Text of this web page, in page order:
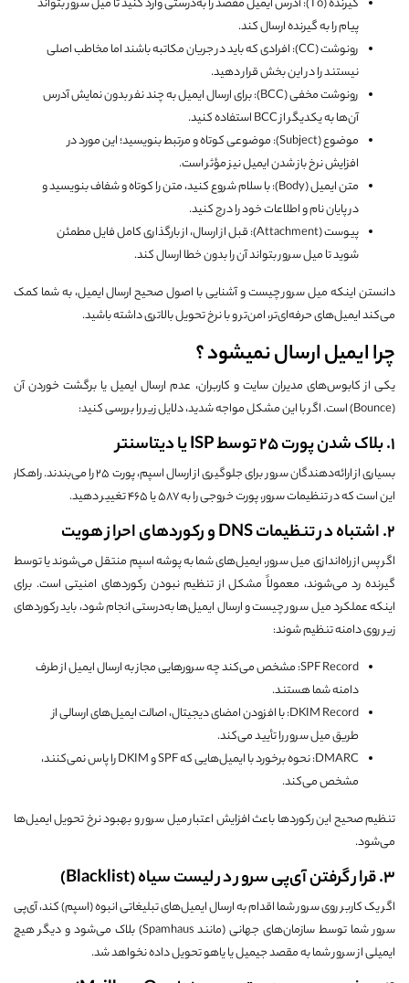
پیام را به گیرنده ارسال کند.
رونوشت (CC): افرادی که باید در جریان مکاتبه باشند اما مخاطب اصلی
نیستند را در این بخش قرار دهید.
رونوشت مخفی (BCC): برای ارسال ایمیل به چند نفر بدون نمایش آدرس
آن‌ها به یکدیگر از BCC استفاده کنید.
موضوع (Subject): موضوعی کوتاه و مرتبط بنویسید؛ این مورد در
افزایش نرخ باز شدن ایمیل نیز مؤثر است.
متن ایمیل (Body): با سلام شروع کنید، متن را کوتاه و شفاف بنویسید و
در پایان نام و اطلاعات خود را درج کنید.
پیوست (Attachment): قبل از ارسال، از بارگذاری کامل فایل مطمئن
شوید تا میل سرور بتواند آن را بدون خطا ارسال کند.
دانستن اینکه میل سرور چیست و آشنایی با اصول صحیح ارسال ایمیل، به شما کمک
می‌کند ایمیل‌های حرفه‌ای‌تر، امن‌تر و با نرخ تحویل بالاتری داشته باشید.
چرا ایمیل ارسال نمیشود ؟
یکی از کابوس‌های مدیران سایت و کاربران، عدم ارسال ایمیل یا برگشت خوردن آن
(Bounce) است. اگر با این مشکل مواجه شدید، دلایل زیر را بررسی کنید:
۱. بلاک شدن پورت ۲۵ توسط ISP یا دیتا‌سنتر
بسیاری از ارائه‌دهندگان سرور برای جلوگیری از ارسال اسپم، پورت ۲۵ را می‌بندند. راهکار
این است که در تنظیمات سرور، پورت خروجی را به ۵۸۷ یا ۴۶۵ تغییر دهید.
۲. اشتباه در تنظیمات DNS و رکوردهای احراز هویت
اگر پس از راه‌اندازی میل سرور، ایمیل‌های شما به پوشه اسپم منتقل می‌شوند یا توسط
گیرنده رد می‌شوند، معمولاً مشکل از تنظیم نبودن رکوردهای امنیتی است. برای
اینکه عملکرد میل سرور چیست و ارسال ایمیل‌ها به‌درستی انجام شود، باید رکوردهای
زیر روی دامنه تنظیم شوند:
SPF Record: مشخص می‌کند چه سرورهایی مجاز به ارسال ایمیل از طرف
دامنه شما هستند.
DKIM Record: با افزودن امضای دیجیتال، اصالت ایمیل‌های ارسالی از
طریق میل سرور را تأیید می‌کند.
DMARC: نحوه برخورد با ایمیل‌هایی که SPF و DKIM را پاس نمی‌کنند،
مشخص می‌کند.
تنظیم صحیح این رکوردها باعث افزایش اعتبار میل سرور و بهبود نرخ تحویل ایمیل‌ها
می‌شود.
۳. قرار گرفتن آی‌پی سرور در لیست سیاه (Blacklist)
اگر یک کاربر روی سرور شما اقدام به ارسال ایمیل‌های تبلیغاتی انبوه (اسپم) کند، آی‌پی
سرور شما توسط سازمان‌های جهانی (مانند Spamhaus) بلاک می‌شود و دیگر هیچ
ایمیلی از سرور شما به مقصد جیمیل یا یاهو تحویل داده نخواهد شد.